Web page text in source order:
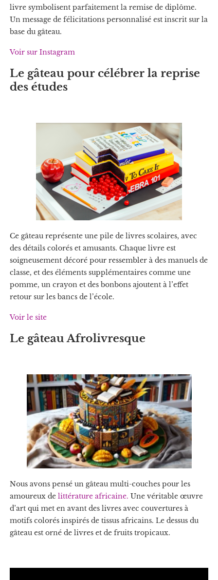
livre symbolisent parfaitement la remise de diplôme.
Un message de félicitations personnalisé est inscrit sur la
base du gâteau.
Voir sur Instagram
Le gâteau pour célébrer la reprise
des études
Ce gâteau représente une pile de livres scolaires, avec
des détails colorés et amusants. Chaque livre est
soigneusement décoré pour ressembler à des manuels de
classe, et des éléments supplémentaires comme une
pomme, un crayon et des bonbons ajoutent à l’effet
retour sur les bancs de l’école.
Voir le site
Le gâteau Afrolivresque
Nous avons pensé un gâteau multi-couches pour les
amoureux de littérature africaine. Une véritable œuvre
d’art qui met en avant des livres avec couvertures à
motifs colorés inspirés de tissus africains. Le dessus du
gâteau est orné de livres et de fruits tropicaux.